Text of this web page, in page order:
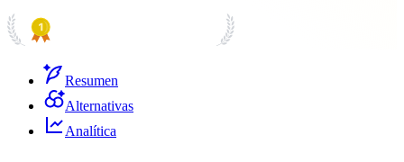
Resumen
Alternativas
Analítica